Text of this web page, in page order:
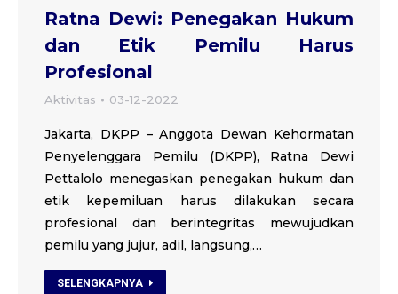
Ratna Dewi: Penegakan Hukum
dan Etik Pemilu Harus
Profesional
Aktivitas 03-12-2022
Jakarta, DKPP – Anggota Dewan Kehormatan
Penyelenggara Pemilu (DKPP), Ratna Dewi
Pettalolo menegaskan penegakan hukum dan
etik kepemiluan harus dilakukan secara
profesional dan berintegritas mewujudkan
pemilu yang jujur, adil, langsung,…
SELENGKAPNYA